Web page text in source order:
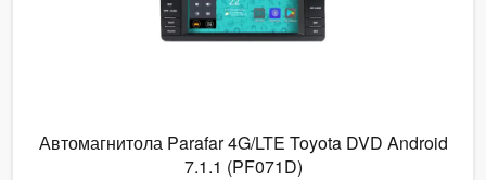
Автомагнитола Parafar 4G/LTE Toyota DVD Android
7.1.1 (PF071D)